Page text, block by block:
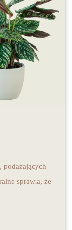
podążających
sprawia, że